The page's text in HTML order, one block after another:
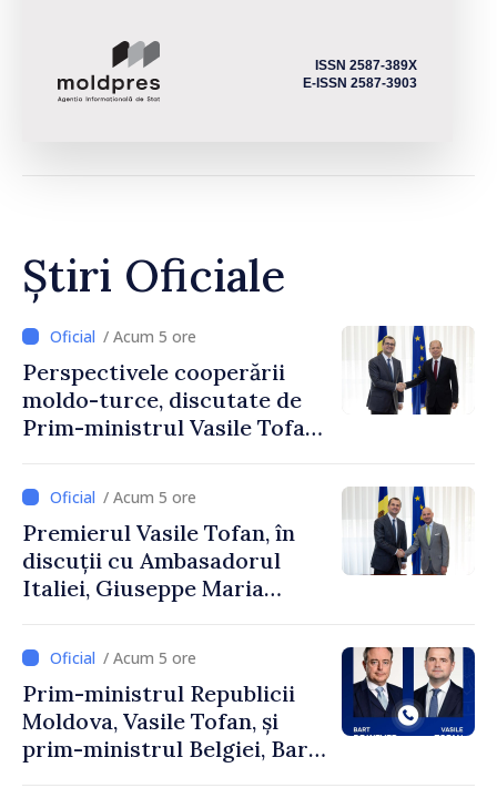
ISSN 2587-389X
E-ISSN 2587-3903
Știri Oficiale
/ Acum 5 ore
Perspectivele cooperării
moldo-turce, discutate de
Prim-ministrul Vasile Tofan
Uygar Mustafa Sertel
/ Acum 5 ore
Premierul Vasile Tofan, în
discuții cu Ambasadorul
Italiei, Giuseppe Maria
/ Acum 5 ore
Prim-ministrul Republicii
Moldova, Vasile Tofan, și
prim-ministrul Belgiei, Bart